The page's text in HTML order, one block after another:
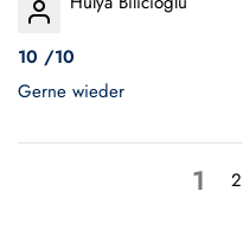
10 /10
Gerne wieder
1 2